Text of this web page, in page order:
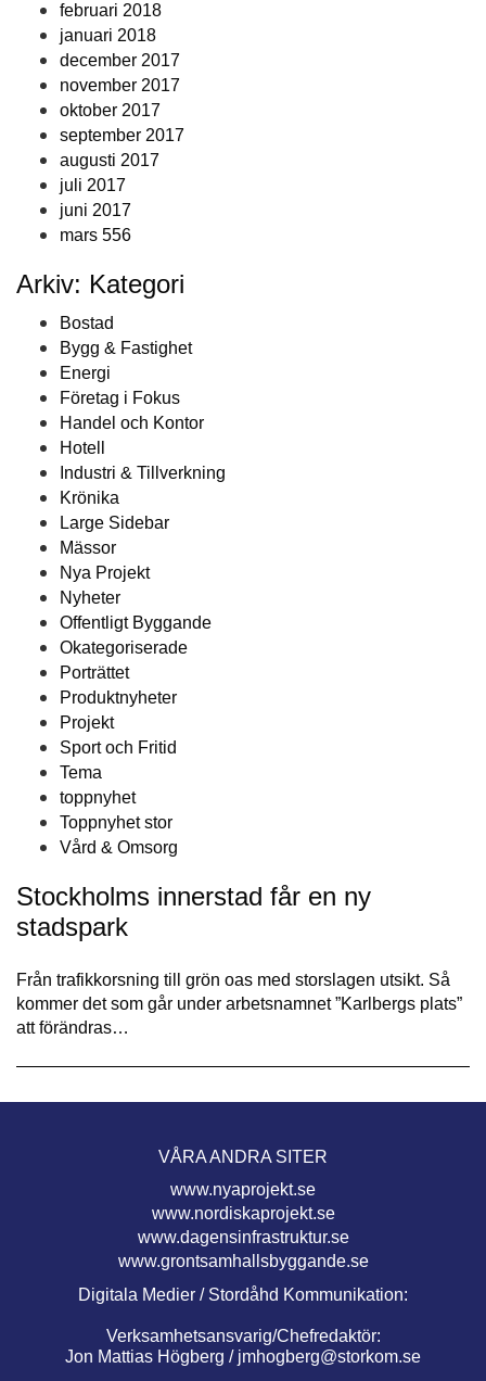
februari 2018
januari 2018
december 2017
november 2017
oktober 2017
september 2017
augusti 2017
juli 2017
juni 2017
mars 556
Arkiv: Kategori
Bostad
Bygg & Fastighet
Energi
Företag i Fokus
Handel och Kontor
Hotell
Industri & Tillverkning
Krönika
Large Sidebar
Mässor
Nya Projekt
Nyheter
Offentligt Byggande
Okategoriserade
Porträttet
Produktnyheter
Projekt
Sport och Fritid
Tema
toppnyhet
Toppnyhet stor
Vård & Omsorg
Stockholms innerstad får en ny
stadspark
Från trafikkorsning till grön oas med storslagen utsikt. Så
kommer det som går under arbetsnamnet ”Karlbergs plats”
att förändras…
VÅRA ANDRA SITER
www.nyaprojekt.se
www.nordiskaprojekt.se
www.dagensinfrastruktur.se
www.grontsamhallsbyggande.se
Digitala Medier / Stordåhd Kommunikation:
Verksamhetsansvarig/Chefredaktör:
Jon Mattias Högberg / jmhogberg@storkom.se